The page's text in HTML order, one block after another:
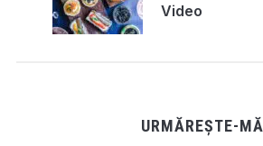
Video
URMĂREȘTE-MĂ